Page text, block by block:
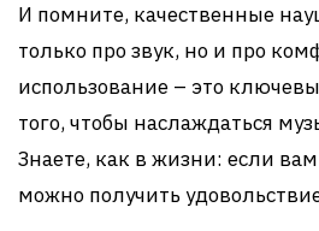
И помните, качественные
только про звук, но и про
использование – это
того, чтобы наслаждаться
Знаете, как в жизни: если
можно получить